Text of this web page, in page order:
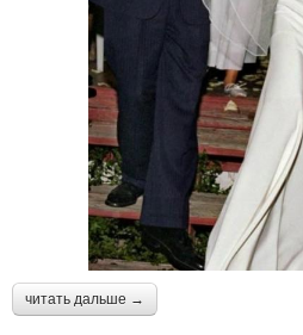
читать дальше →